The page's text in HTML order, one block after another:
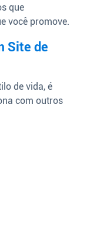
que
você promove.
Site de
de vida, é
com outros